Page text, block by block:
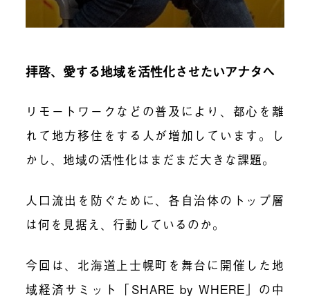
拝啓、愛する地域を活性化させたいアナタへ
リモートワークなどの普及により、都心を離
れて地方移住をする人が増加しています。し
かし、地域の活性化はまだまだ大きな課題。
人口流出を防ぐために、各自治体のトップ層
は何を見据え、行動しているのか。
今回は、 北海道上士幌町を舞台に開催した地
域経済サミット「SHARE by WHERE」の中